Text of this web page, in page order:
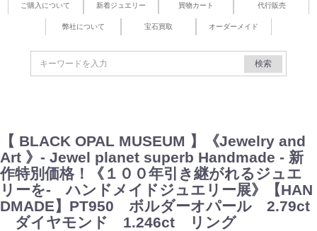
ご購入について 新着ジュエリー 買物カート 代行販売
弊社について 宝石買取 オーダーメイド
検索
【 BLACK OPAL MUSEUM 】《Jewelry and
Art 》- Jewel planet superb Handmade - 新
作特別価格！《１００年引き継がれるジュエ
リーを- ハンドメイドジュエリー展》【HAN
DMADE】PT950 ボルダーオパール 2.79ct
ダイヤモンド 1.246ct リング